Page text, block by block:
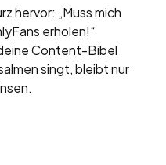
hervor: „Muss mich
erholen!“
Content-Bibel
singt, bleibt nur